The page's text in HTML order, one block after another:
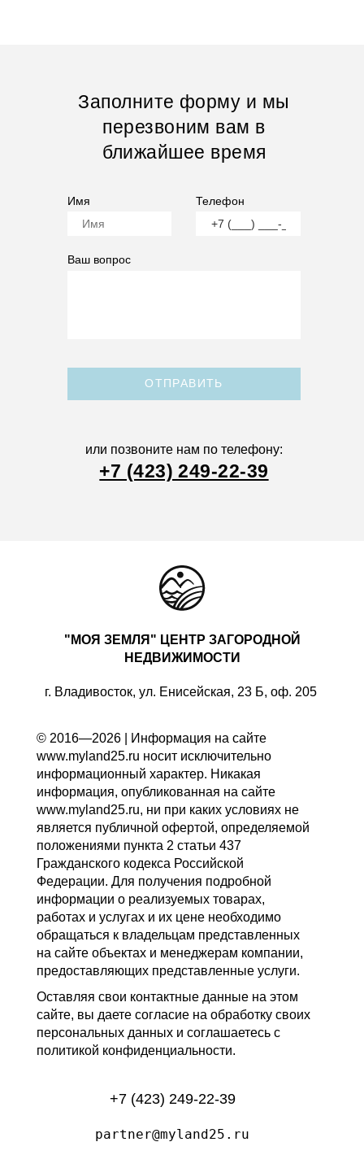
Заполните форму и мы
перезвоним вам в
ближайшее время
Имя Телефон
Ваш вопрос
ОТПРАВИТЬ
или позвоните нам по телефону:
+7 (423) 249-22-39
"МОЯ ЗЕМЛЯ" ЦЕНТР ЗАГОРОДНОЙ
НЕДВИЖИМОСТИ
г. Владивосток, ул. Енисейская, 23 Б, оф. 205
© 2016—2026 | Информация на сайте
www.myland25.ru носит исключительно
информационный характер. Никакая
информация, опубликованная на сайте
www.myland25.ru, ни при каких условиях не
является публичной офертой, определяемой
положениями пункта 2 статьи 437
Гражданского кодекса Российской
Федерации. Для получения подробной
информации о реализуемых товарах,
работах и услугах и их цене необходимо
обращаться к владельцам представленных
на сайте объектах и менеджерам компании,
предоставляющих представленные услуги.
Оставляя свои контактные данные на этом
сайте, вы даете согласие на обработку своих
персональных данных и соглашаетесь с
политикой конфиденциальности.
+7 (423) 249-22-39
partner@myland25.ru